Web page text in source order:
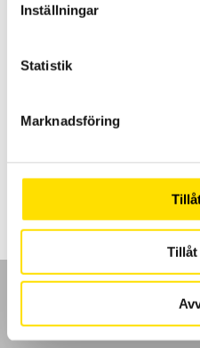
Inställningar
Statistik
Marknadsföring
Tillåt
Universalt gripklo från